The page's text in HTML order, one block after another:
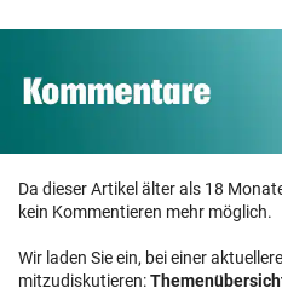
Da dieser Artikel älter als 18
kein Kommentieren mehr möglich.
Wir laden Sie ein, bei einer
mitzudiskutieren: